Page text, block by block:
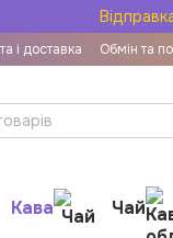
і доставка Обмін та
Договір публічної
Кава Чай